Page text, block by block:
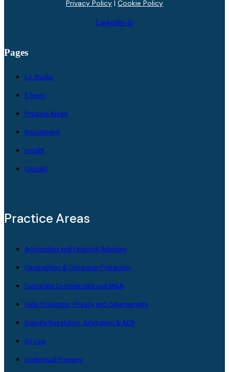
Privacy Policy | Cookie Policy
Linkedin-in
Pages
Lo Studio
Il Team
Practice Areas
Recruitment
Insight
Contatti
Practice Areas
Accounting and Financial Advisory
Competition & Consumer Protection
Corporate Commerciale and M&A
Data Protection, Privacy and Cybersecurity
Dispute Resolution, Arbitration & ADR
EU Law
Intellectual Property